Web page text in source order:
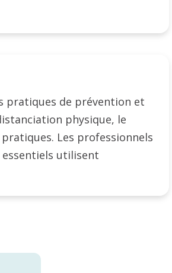
pratiques de prévention et
physique, le
Les professionnels
essentiels utilisent